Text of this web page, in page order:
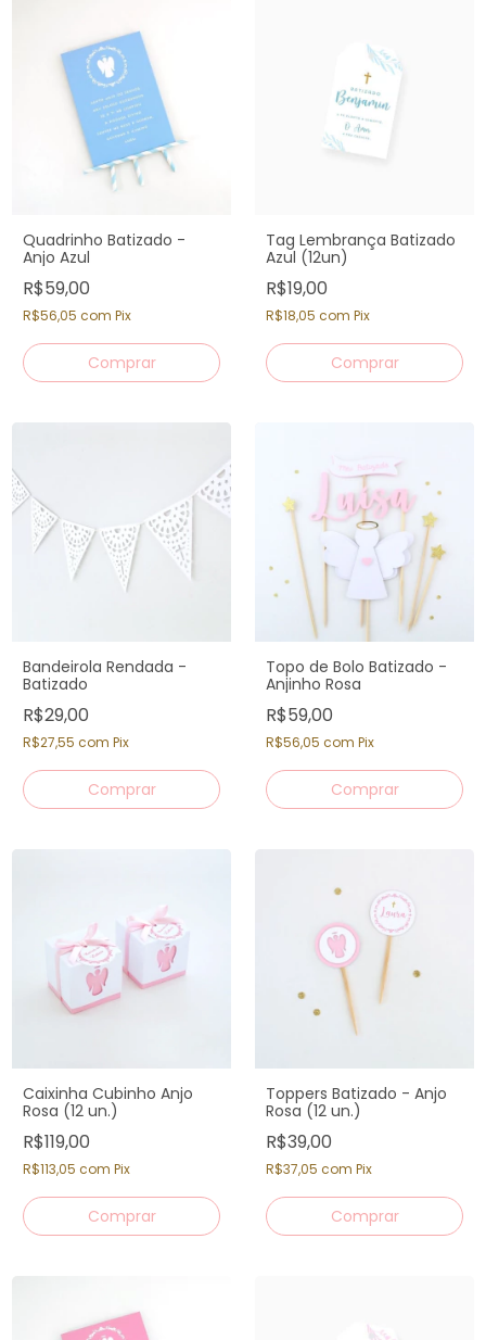
Quadrinho Batizado -
Anjo Azul
R$59,00
R$56,05 com Pix
Tag Lembrança Batizado
Azul (12un)
R$19,00
R$18,05 com Pix
Bandeirola Rendada -
Batizado
R$29,00
R$27,55 com Pix
Comprar
Topo de Bolo Batizado -
Anjinho Rosa
R$59,00
R$56,05 com Pix
Caixinha Cubinho Anjo
Rosa (12 un.)
R$119,00
R$113,05 com Pix
Toppers Batizado - Anjo
Rosa (12 un.)
R$39,00
R$37,05 com Pix